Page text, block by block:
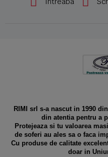
RIMI srl s-a nascut in 1990
din atentia pentru a
Protejeaza si tu valoarea
de soferi au ales sa o faca
Cu produse de calitate
doar in